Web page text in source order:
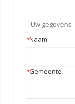
Uw gegevens
*Naam
*Gemeente